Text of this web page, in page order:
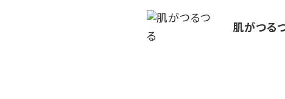
肌がつる